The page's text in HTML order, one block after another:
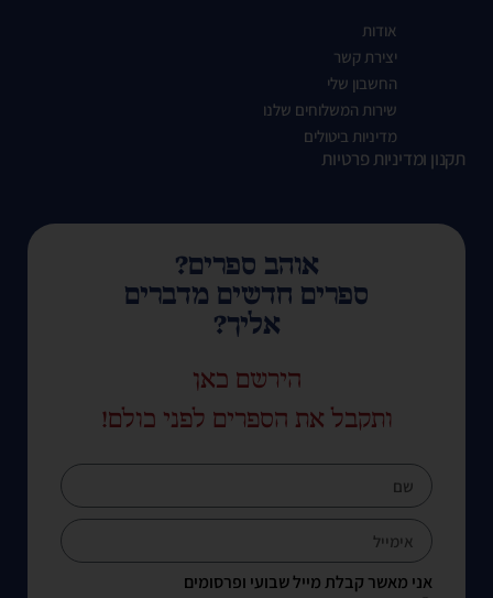
אודות
יצירת קשר
החשבון שלי
שירות המשלוחים שלנו
מדיניות ביטולים
תקנון ומדיניות פרטיות
אוהב ספרים?
ספרים חדשים מדברים
אליך?
הירשם כאן
ותקבל את הספרים לפני כולם!
אני מאשר קבלת מייל שבועי ופרסומים